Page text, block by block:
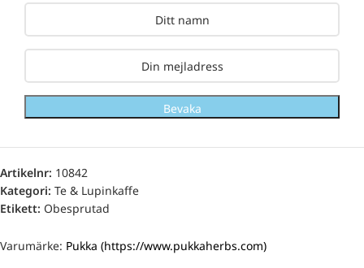
Bevaka
Artikelnr: 10842
Kategori: Te & Lupinkaffe
Etikett: Obesprutad
Varumärke: Pukka (https://www.pukkaherbs.com)